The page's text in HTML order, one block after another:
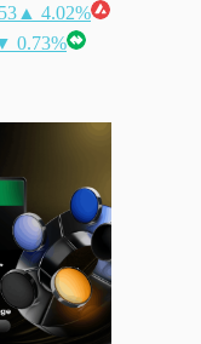
▲ 4.02%
0.73%